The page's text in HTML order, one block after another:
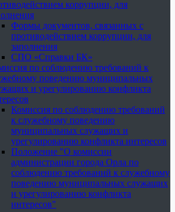
коррупции, для
Формы документов, связанных с
противодействием коррупции, для
заполнения
СПО «Справки БК»
по соблюдению требований к
поведению муниципальных
и урегулированию конфликта
Комиссия по соблюдению требований
к служебному поведению
муниципальных служащих и
урегулированию конфликта интересов
Положение "О комиссии
администрации города Орла по
соблюдению требований к служебному
поведению муниципальных служащих
и урегулированию конфликта
интересов"